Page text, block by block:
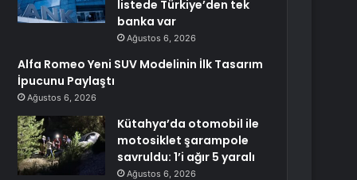
listede Türkiye’den tek
banka var
Ağustos 6, 2026
Alfa Romeo Yeni SUV Modelinin İlk Tasarım
İpucunu Paylaştı
Ağustos 6, 2026
Kütahya’da otomobil ile
motosiklet şarampole
savruldu: 1’i ağır 5 yaralı
Ağustos 6, 2026